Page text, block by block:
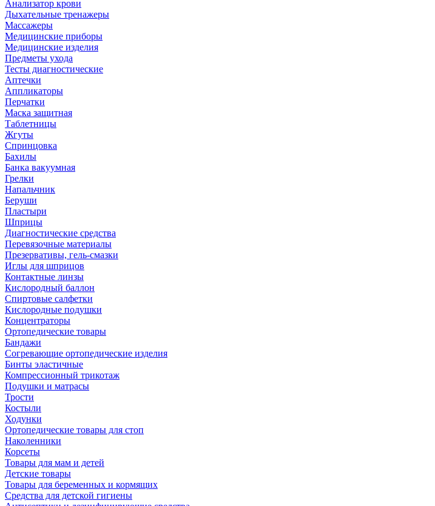
Анализатор крови
Дыхательные тренажеры
Массажеры
Медицинские приборы
Медицинские изделия
Предметы ухода
Тесты диагностические
Аптечки
Аппликаторы
Перчатки
Маска защитная
Таблетницы
Жгуты
Спринцовка
Бахилы
Банка вакуумная
Грелки
Напальчник
Беруши
Пластыри
Шприцы
Диагностические средства
Перевязочные материалы
Презервативы, гель-смазки
Иглы для шприцов
Контактные линзы
Кислородный баллон
Спиртовые салфетки
Кислородные подушки
Концентраторы
Ортопедические товары
Бандажи
Согревающие ортопедические изделия
Бинты эластичные
Компрессионный трикотаж
Подушки и матрасы
Трости
Костыли
Ходунки
Ортопедические товары для стоп
Наколенники
Корсеты
Товары для мам и детей
Детские товары
Товары для беременных и кормящих
Средства для детской гигиены